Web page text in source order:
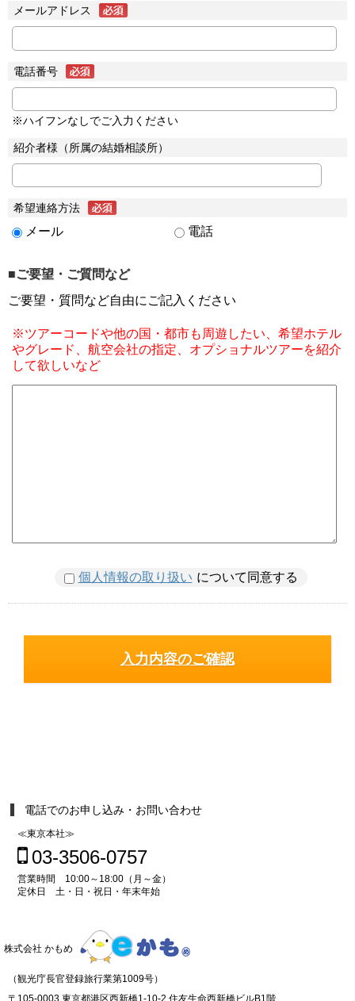
メールアドレス
電話番号
※ハイフンなしでご入力ください
紹介者様（所属の結婚相談所）
希望連絡方法
メール 電話
■ご要望・ご質問など
ご要望・質問など自由にご記入ください
※ツアーコードや他の国・都市も周遊したい、希望ホテル
やグレード、航空会社の指定、オプショナルツアーを紹介
して欲しいなど
個人情報の取り扱い について同意する
電話でのお申し込み・お問い合わせ
≪東京本社≫
03-3506-0757
営業時間 10:00～18:00（月～金）
定休日 土・日・祝日・年末年始
株式会社 かもめ
（観光庁長官登録旅行業第1009号）
〒105-0003 東京都港区西新橋1-10-2 住友生命西新橋ビルB1階